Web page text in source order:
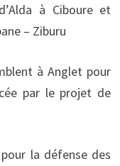
à Ciboure et
– Ziburu
à Anglet pour
par le projet de
la défense des